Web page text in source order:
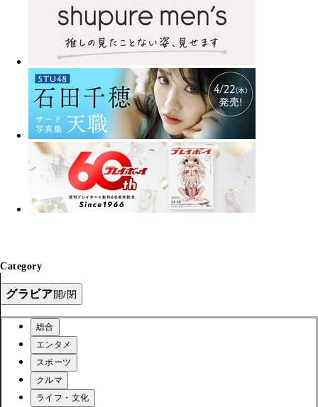
Category
グラビア開/閉
総合
エンタメ
スポーツ
クルマ
ライフ・文化